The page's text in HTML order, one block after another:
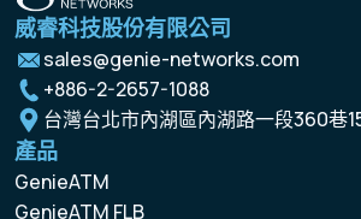
威睿科技股份有限公司
sales@genie-networks.com
+886-2-2657-1088
台灣台北市內湖區內湖路一段360巷
產品
GenieATM
GenieATM FLB